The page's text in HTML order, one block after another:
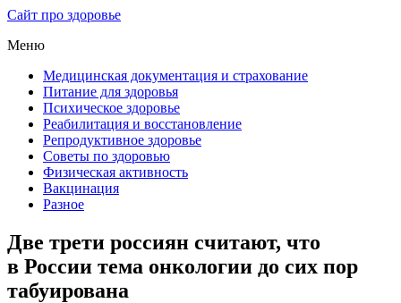
Сайт про здоровье
Меню
Медицинская документация и страхование
Питание для здоровья
Психическое здоровье
Реабилитация и восстановление
Репродуктивное здоровье
Советы по здоровью
Физическая активность
Вакцинация
Разное
Две трети россиян считают, что
в России тема онкологии до сих пор
табуирована